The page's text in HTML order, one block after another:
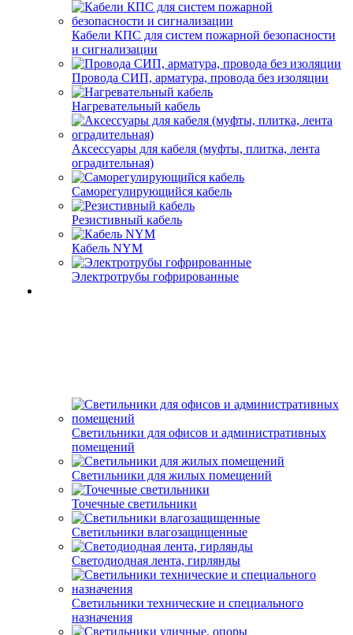
Кабели КПС для систем пожарной безопасности
и сигнализации
Провода СИП, арматура, провода без изоляции
Нагревательный кабель
Аксессуары для кабеля (муфты, плитка, лента
оградительная)
Саморегулирующийся кабель
Резистивный кабель
Кабель NYM
Электротрубы гофрированные
Светильники для офисов и административных
помещений
Светильники для жилых помещений
Точечные светильники
Светильники влагозащищенные
Светодиодная лента, гирлянды
Светильники технические и специального
назначения